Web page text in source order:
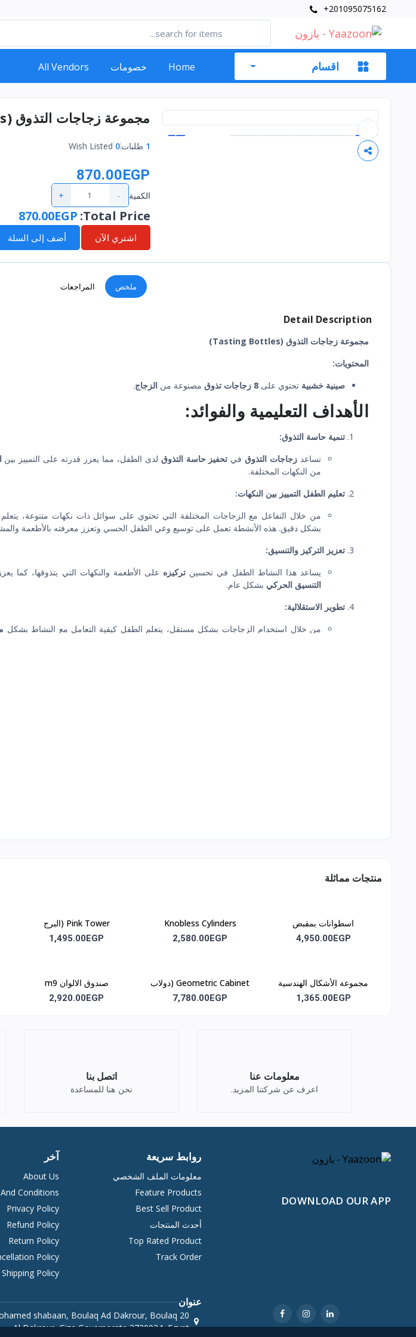
+201095075162
اقسام Home خصومات All Vendors
مجموعة زجاجات التذوق (Tasting Bottles) m17
1 طلبات0
870.00EGP
الكمية -
+
Total Price
:
870.00EGP
اشتري الآن أضف إلى السلة
ملخص المراجعات
Detail Description
مجموعة زجاجات التذوق (Tasting Bottles)
المحتويات:
صينية خشبية تحتوي على 8 زجاجات تذوق مصنوعة من الزجاج.
الأهداف التعليمية والفوائد:
تنمية حاسة التذوق:
تساعد زجاجات التذوقفي تحفيز حاسة التذوق لدى الطفل، مما يعزز قدرته على التمييز بين
من النكهات المختلفة.
تعليم الطفل التمييز بين النكهات:
من خلال التفاعل مع الزجاجات المختلفة التي تحتوي على سوائل ذات نكهات متنوعة،
بشكل دقيق. هذه الأنشطة تعمل على توسيع وعي الطفل الحسي وتعزز معرفته بالأطعمة
تعزيز التركيز والتنسيق:
يساعد هذا النشاط الطفل في تحسين تركيزه على الأطعمة والنكهات التي يتذوقها، كما
التنسيق الحركي بشكل عام.
تطوير الاستقلالية:
من خلال استخدام الزجاجات بشكل مستقل، يتعلم الطفل كيفية التعامل مع النشاط بشكل
منتجات مماثلة
اسطوانات بمقبض
4,950.00EGP
Knobless Cylinders
2,580.00EGP
Pink Tower (البرج
الوردي)m3
1,495.00EGP
مجموعة الأشكال الهندسية
الجزئية M7 (Departial
1,365.00EGP
Geometric Cabinet (دولاب
الأشكال الهندسية)m8
7,780.00EGP
صندوق الالوان m9
2,920.00EGP
معلومات عنا
اعرف عن شركتنا المزيد.
اتصل بنا
نحن هنا للمساعدة
DOWNLOAD OUR APP
روابط سريعة
معلومات الملف الشخصي
Feature Products
Best Sell Product
أحدث المنتجات
Top Rated Product
Track Order
آخر
About Us
Conditions
Privacy Policy
Refund Policy
Return Policy
Policy
Shipping Policy
عنوان
shabaan, Boulaq Ad Dakrour, Boulaq
Al Dakrour, Giza Governorate 3730034, Egypt